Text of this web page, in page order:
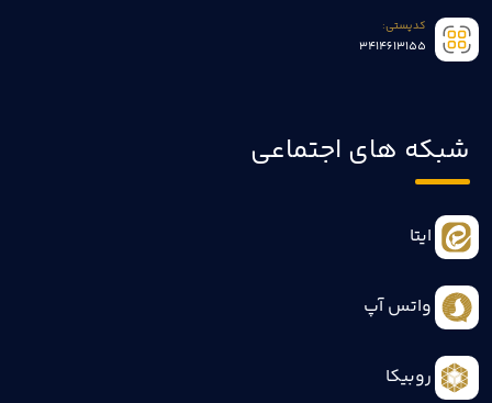
کدپستی:
3414613155
شبکه های اجتماعی
ایتا
واتس آپ
روبیکا